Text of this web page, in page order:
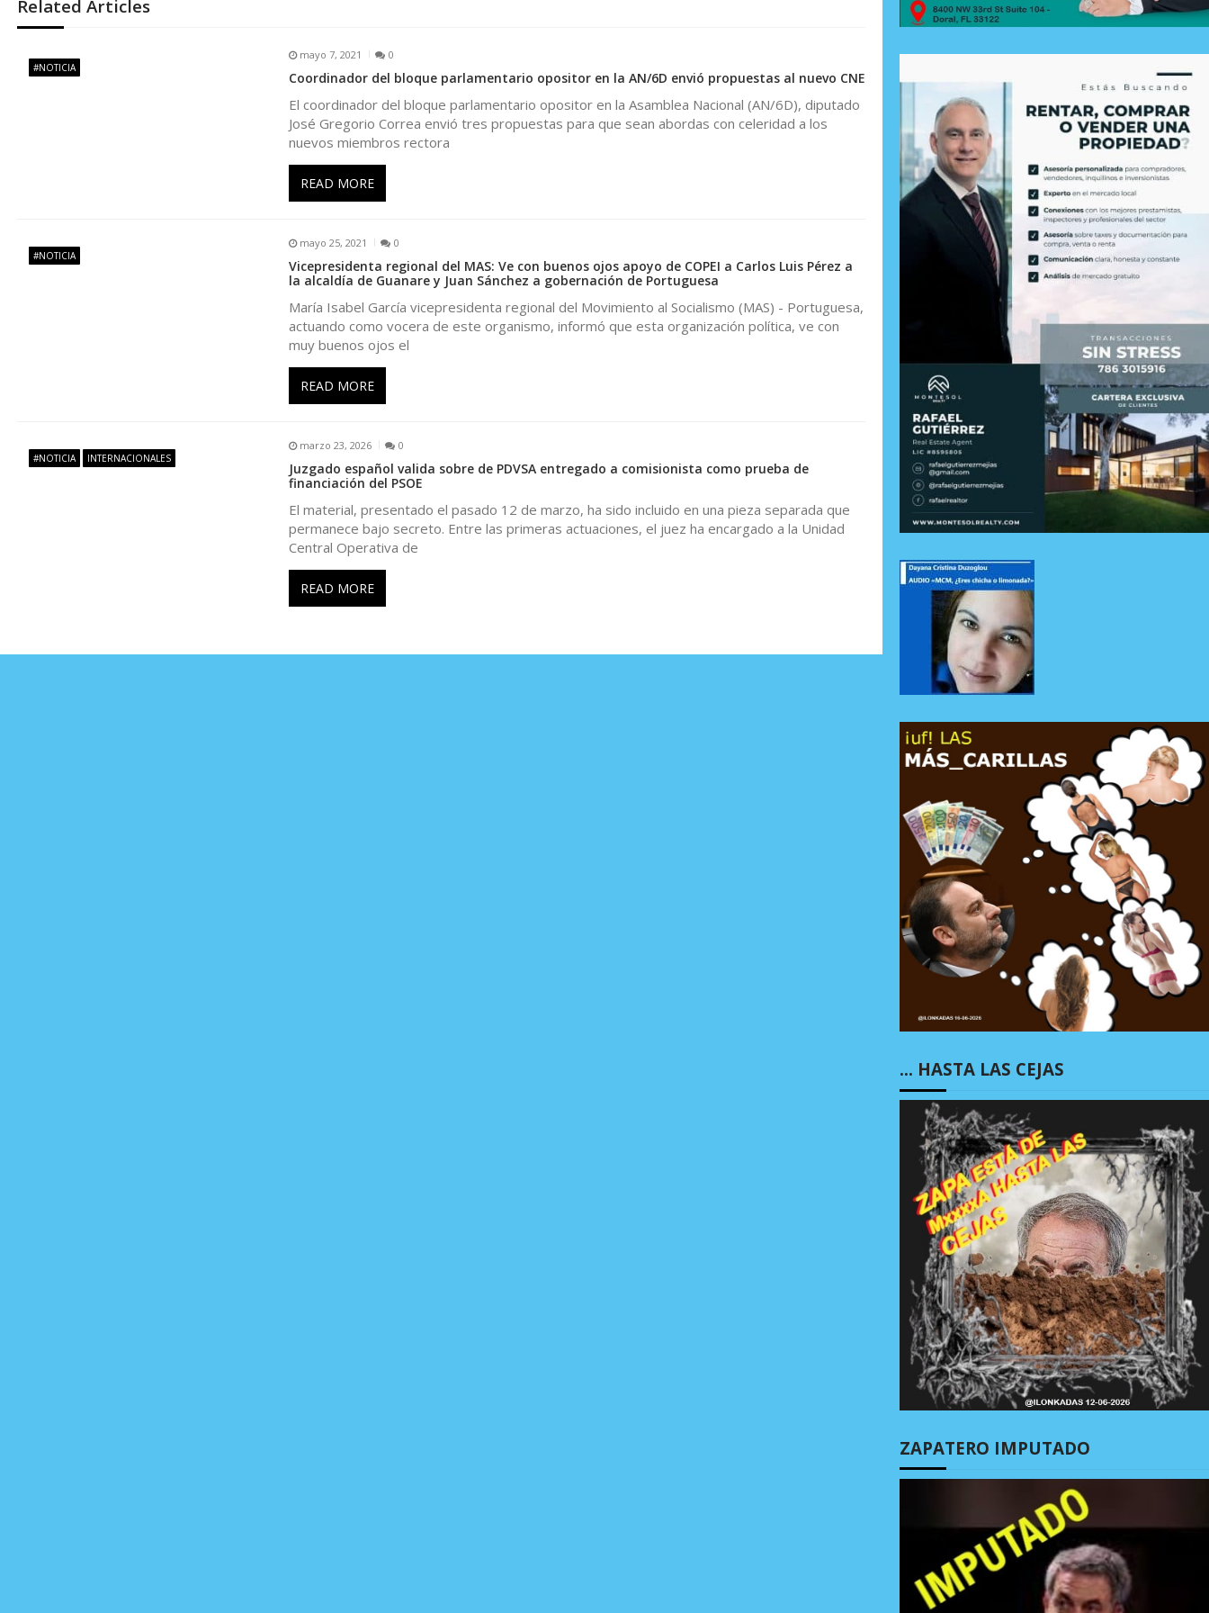
e
g
ó
n
d
Related Articles
#NOTICIA
mayo 7, 2021 0
Coordinador del bloque parlamentario opositor en la AN/6D envió propuestas al nuevo CNE
El coordinador del bloque parlamentario opositor en la Asamblea Nacional (AN/6D), diputado
José Gregorio Correa envió tres propuestas para que sean abordas con celeridad a los
nuevos miembros rectora
READ MORE
#NOTICIA
mayo 25, 2021 0
Vicepresidenta regional del MAS: Ve con buenos ojos apoyo de COPEI a Carlos Luis Pérez a
la alcaldía de Guanare y Juan Sánchez a gobernación de Portuguesa
María Isabel García vicepresidenta regional del Movimiento al Socialismo (MAS) - Portuguesa,
actuando como vocera de este organismo, informó que esta organización política, ve con
muy buenos ojos el
READ MORE
#NOTICIA INTERNACIONALES
marzo 23, 2026 0
Juzgado español valida sobre de PDVSA entregado a comisionista como prueba de
financiación del PSOE
El material, presentado el pasado 12 de marzo, ha sido incluido en una pieza separada que
permanece bajo secreto. Entre las primeras actuaciones, el juez ha encargado a la Unidad
Central Operativa de
READ MORE
… HASTA LAS CEJAS
ZAPATERO IMPUTADO